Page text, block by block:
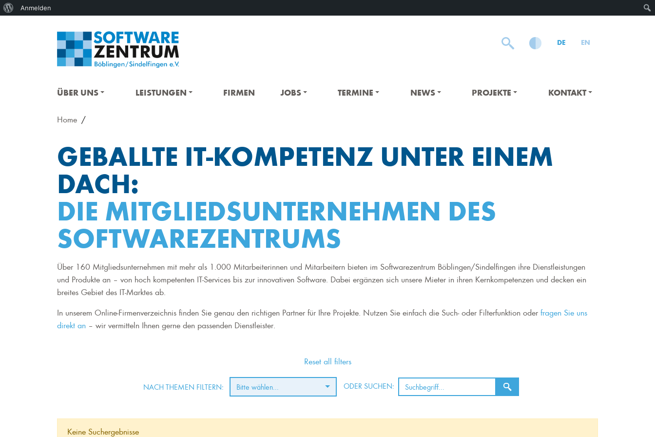
DE EN
ÜBER UNS LEISTUNGEN FIRMEN JOBS TERMINE NEWS PROJEKTE KONTAKT
Home
GEBALLTE IT-KOMPETENZ UNTER EINEM
DACH:
DIE MITGLIEDSUNTERNEHMEN DES
SOFTWAREZENTRUMS
Über 160 Mitgliedsunternehmen mit mehr als 1.000 Mitarbeiterinnen und Mitarbeitern bieten im Softwarezentrum Böblingen/Sindelfingen ihre Dienstleistungen
und Produkte an – von hoch kompetenten IT-Services bis zur innovativen Software. Dabei ergänzen sich unsere Mieter in ihren Kernkompetenzen und decken ein
breites Gebiet des IT-Marktes ab.
In unserem Online-Firmenverzeichnis finden Sie genau den richtigen Partner für Ihre Projekte. Nutzen Sie einfach die Such- oder Filterfunktion oder fragen Sie uns
direkt an – wir vermitteln Ihnen gerne den passenden Dienstleister.
Reset all filters
NACH THEMEN FILTERN: Bitte wählen... ODER SUCHEN:
Keine Suchergebnisse
Über
Anmelden